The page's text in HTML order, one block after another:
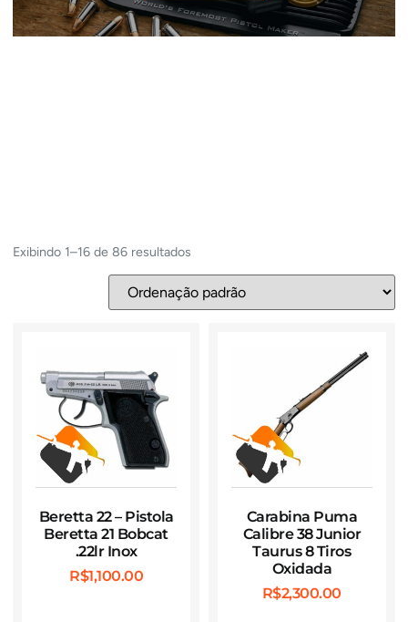
Exibindo 1–16 de 86 resultados
Beretta 22 – Pistola
Beretta 21 Bobcat
.22lr Inox
R$1,100.00
Carabina Puma
Calibre 38 Junior
Taurus 8 Tiros
Oxidada
R$2,300.00